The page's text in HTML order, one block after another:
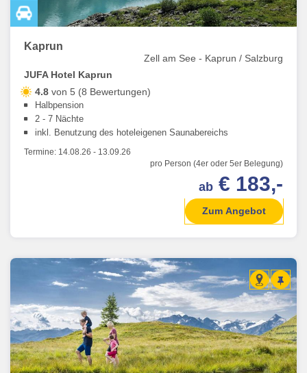
Kaprun
Zell am See - Kaprun / Salzburg
JUFA Hotel Kaprun
4.8 von 5 (8 Bewertungen)
Halbpension
2 - 7 Nächte
inkl. Benutzung des hoteleigenen Saunabereichs
Termine: 14.08.26 - 13.09.26
pro Person (4er oder 5er Belegung)
ab € 183,-
Zum Angebot